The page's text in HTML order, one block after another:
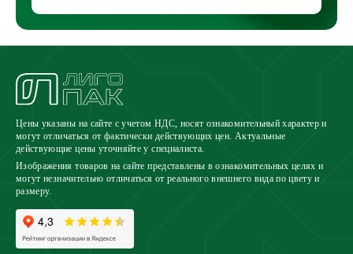
Цены указаны на сайте с учетом НДС, носят ознакомительный характер и
могут отличаться от фактически действующих цен. Актуальные
действующие цены уточняйте у специалиста.
Изображения товаров на сайте представлены в ознакомительных целях и
могут незначительно отличаться от реального внешнего вида по цвету и
размеру.